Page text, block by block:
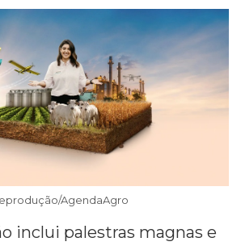
AgendaAgro
inclui palestras magnas e